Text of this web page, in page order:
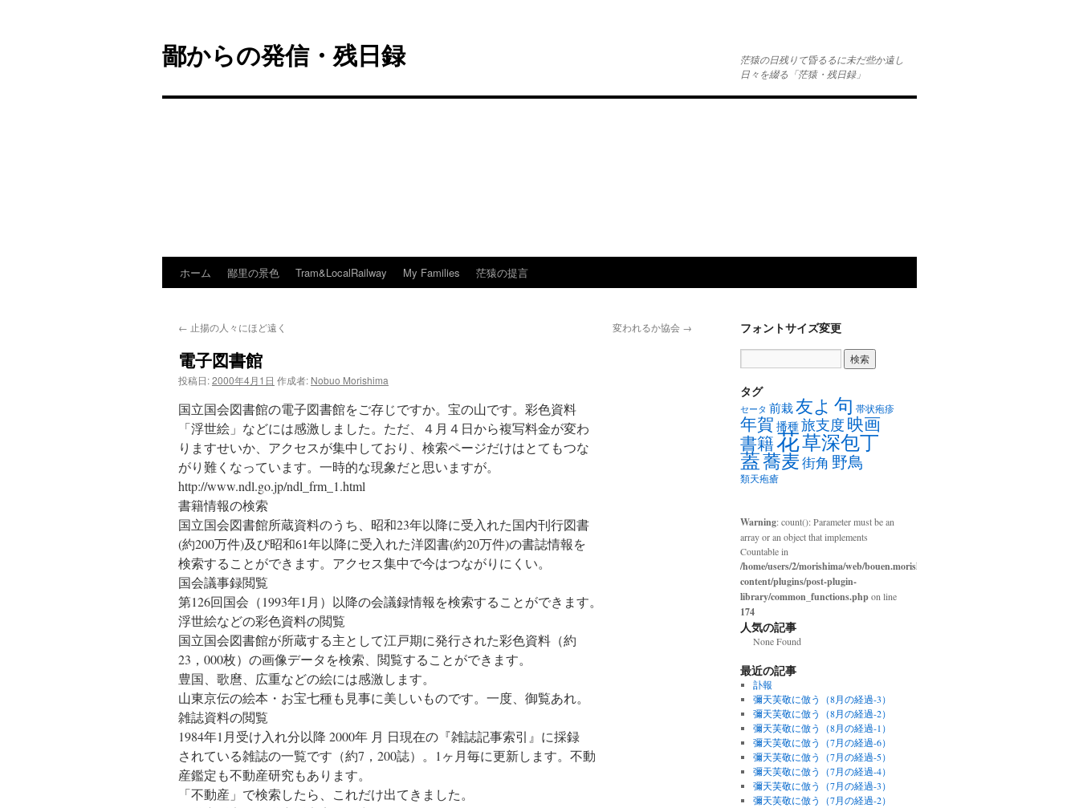
鄙からの発信・残日録
茫猿の日残りて昏るるに未だ些か遠し
日々を綴る「茫猿・残日録」
テ
キ
ッ
プ
ホーム 鄙里の景色 Tram&LocalRailway My Families 茫猿の提言
← 止揚の人々にほど遠く 変われるか協会 →
電子図書館
投稿日:2000年4月1日 作成者: Nobuo Morishima
国立国会図書館の電子図書館をご存じですか。宝の山です。彩色資料
「浮世絵」などには感激しました。ただ、４月４日から複写料金が変わ
りますせいか、アクセスが集中しており、検索ページだけはとてもつな
がり難くなっています。一時的な現象だと思いますが。
http://www.ndl.go.jp/ndl_frm_1.html
書籍情報の検索
国立国会図書館所蔵資料のうち、昭和23年以降に受入れた国内刊行図書
(約200万件)及び昭和61年以降に受入れた洋図書(約20万件)の書誌情報を
検索することができます。アクセス集中で今はつながりにくい。
国会議事録閲覧
第126回国会（1993年1月）以降の会議録情報を検索することができます。
浮世絵などの彩色資料の閲覧
国立国会図書館が所蔵する主として江戸期に発行された彩色資料（約
23，000枚）の画像データを検索、閲覧することができます。
豊国、歌麿、広重などの絵には感激します。
山東京伝の絵本・お宝七種も見事に美しいものです。一度、御覧あれ。
雑誌資料の閲覧
1984年1月受け入れ分以降 2000年 月 日現在の『雑誌記事索引』に採録
されている雑誌の一覧です（約7，200誌）。1ヶ月毎に更新します。不動
産鑑定も不動産研究もあります。
「不動産」で検索したら、これだけ出てきました。
フォントサイズ変更
タグ
セータ 前栽友よ 句 帯状疱疹
年賀 播種旅支度 映画
書籍花草深包丁
蓋蕎麦街角 野鳥
類天疱瘡
Warning: count(): Parameter must be an
array or an object that implements
Countable in
/home/users/2/morishima/web/bouen.morishima.com/wp-
content/plugins/post-plugin-
library/common_functions.phpon line
174
人気の記事
None Found
最近の記事
訃報
彌天芙敬に倣う（8月の経過-3）
彌天芙敬に倣う（8月の経過-2）
彌天芙敬に倣う（8月の経過-1）
彌天芙敬に倣う（7月の経過-6）
彌天芙敬に倣う（7月の経過-5）
彌天芙敬に倣う（7月の経過-4）
彌天芙敬に倣う（7月の経過-3）
彌天芙敬に倣う（7月の経過-2）